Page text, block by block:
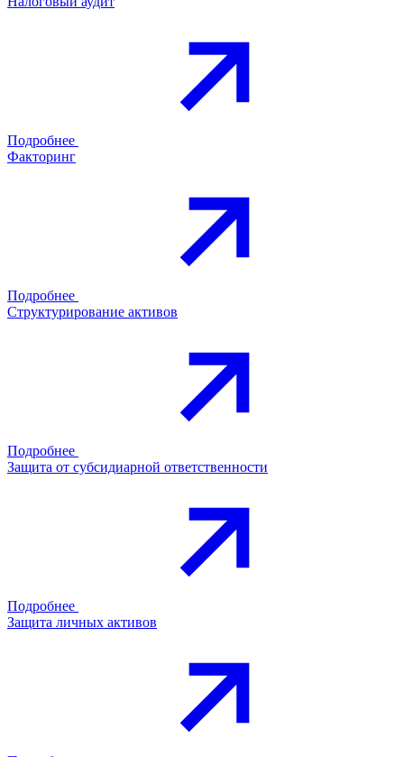
Подробнее
Факторинг
Подробнее
Структурирование активов
Подробнее
Защита от субсидиарной ответственности
Подробнее
Защита личных активов